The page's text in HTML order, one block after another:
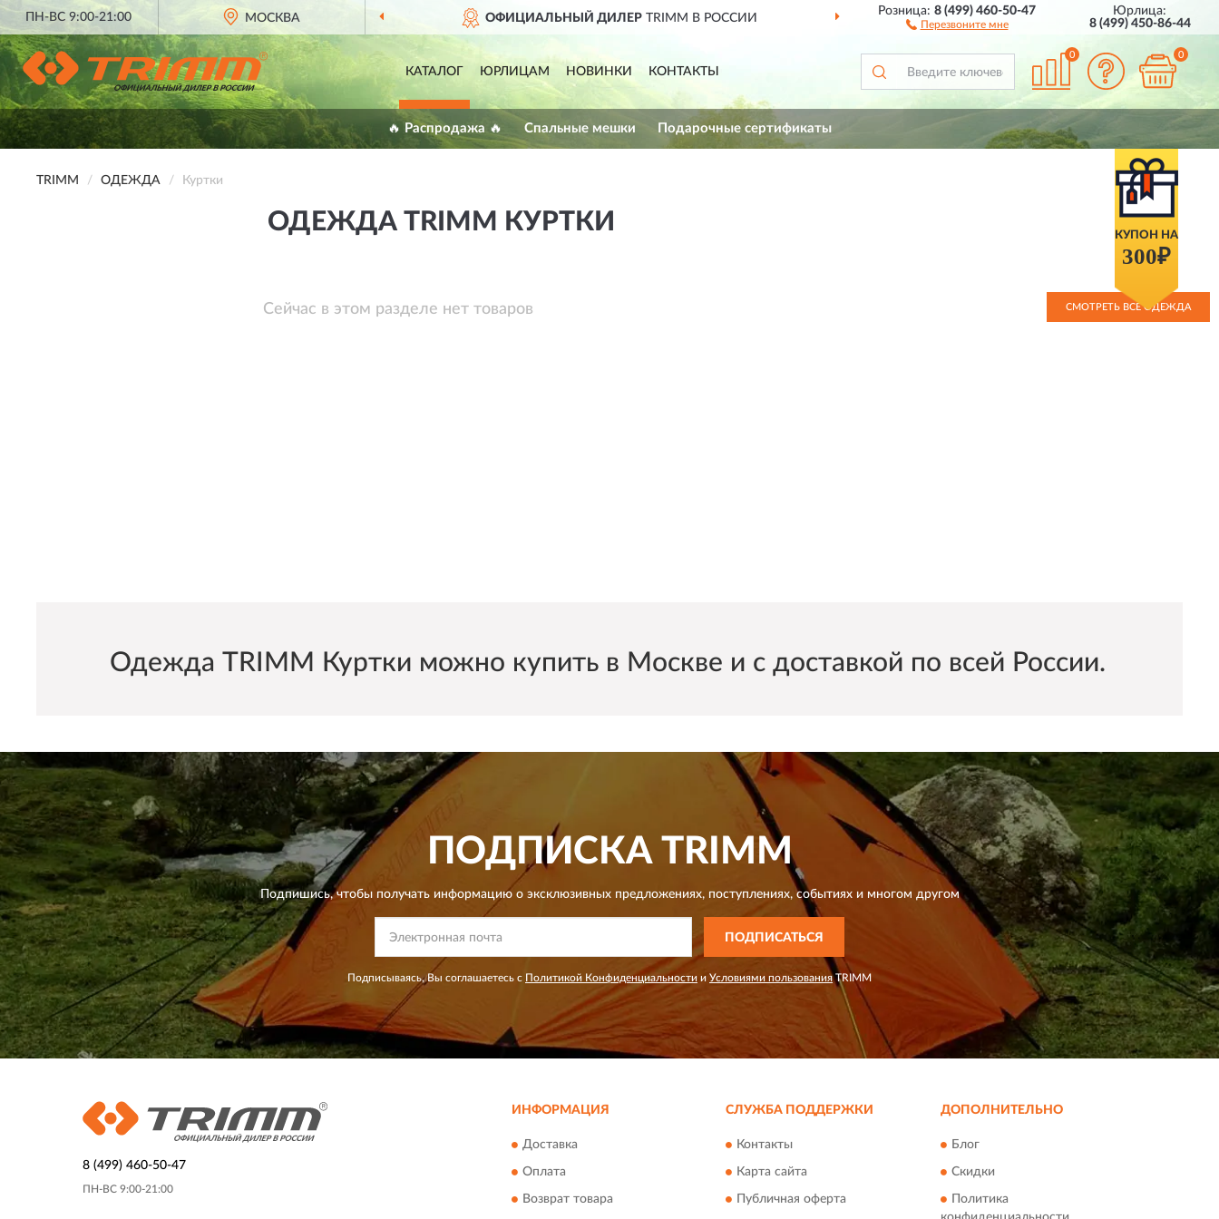
ПН-ВС 9:00-21:00 МОСКВА ОФИЦИАЛЬНЫЙ ДИЛЕРTRIMM В РОССИИ ДОСТАВИМ ПО ВСЕЙ РОССИИ
Розница:8 (499) 460-50-47
Перезвоните мне
Юрлица:
8 (499) 450-86-44
КАТАЛОГ ЮРЛИЦАМ НОВИНКИ КОНТАКТЫ
0 0
🔥 Распродажа 🔥 Спальные мешки Подарочные сертификаты
КУПОН НА
300₽
TRIMM ОДЕЖДА Куртки
ОДЕЖДА TRIMM КУРТКИ
Сейчас в этом разделе нет товаров СМОТРЕТЬ ВСЕ ОДЕЖДА
Одежда TRIMM Куртки можно купить в Москве и с доставкой по всей России.
ПОДПИСКАTRIMM
Подпишись, чтобы получать информацию о эксклюзивных предложениях,поступлениях, событиях и многом другом
ПОДПИСАТЬСЯ
Подписываясь, Вы соглашаетесь с Политикой Конфиденциальности и Условиями пользованияTRIMM
8 (499) 460-50-47
ПН-ВС 9:00-21:00
ИНФОРМАЦИЯ
Доставка
Оплата
Возврат товара
СЛУЖБА ПОДДЕРЖКИ
Контакты
Карта сайта
Публичная оферта
ДОПОЛНИТЕЛЬНО
Блог
Скидки
Политика